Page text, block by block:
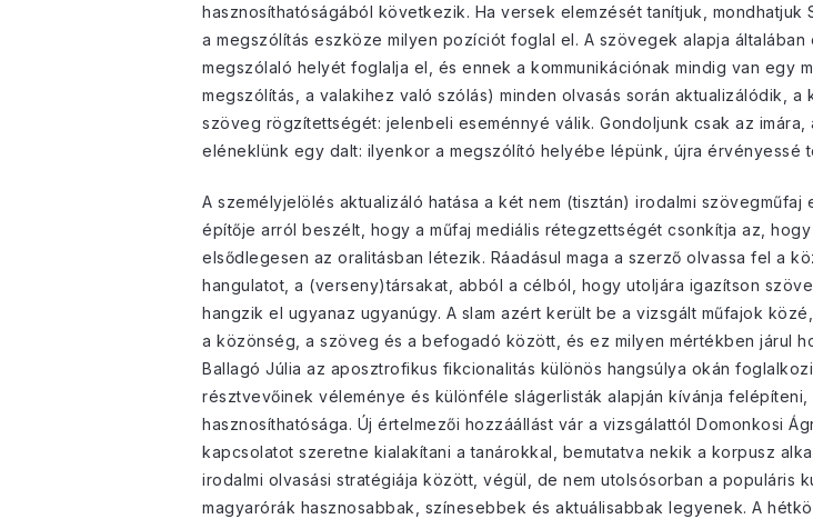
hasznosíthatóságából következik. Ha versek elemzését tanítjuk,
a megszólítás eszköze milyen pozíciót foglal el. A szövegek alapja
megszólaló helyét foglalja el, és ennek a kommunikációnak mindig van egy
megszólítás, a valakihez való szólás) minden olvasás során aktualizálódik,
szöveg rögzítettségét: jelenbeli eseménnyé válik. Gondoljunk csak az
eléneklünk egy dalt: ilyenkor a megszólító helyébe lépünk, újra érvényessé
A személyjelölés aktualizáló hatása a két nem (tisztán) irodalmi
építője arról beszélt, hogy a műfaj mediális rétegzettségét csonkítja az,
elsődlegesen az oralitásban létezik. Ráadásul maga a szerző olvassa fel a
hangulatot, a (verseny)társakat, abból a célból, hogy utoljára igazítson
hangzik el ugyanaz ugyanúgy. A slam azért került be a vizsgált műfajok
a közönség, a szöveg és a befogadó között, és ez milyen mértékben járul
Ballagó Júlia az aposztrofikus fikcionalitás különös hangsúlya okán
résztvevőinek véleménye és különféle slágerlisták alapján kívánja
hasznosíthatósága. Új értelmezői hozzáállást vár a vizsgálattól Domonkosi
kapcsolatot szeretne kialakítani a tanárokkal, bemutatva nekik a korpusz
irodalmi olvasási stratégiája között, végül, de nem utolsósorban a populáris
magyarórák hasznosabbak, színesebbek és aktuálisabbak legyenek. A